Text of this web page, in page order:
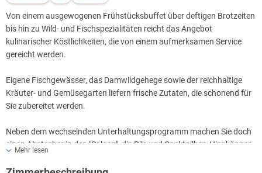
Von einem ausgewogenen Frühstücksbuffet über deftigen Brotzeiten
bis hin zu Wild- und Fischspezialitäten reicht das Angebot
kulinarischer Köstlichkeiten, die von einem aufmerksamen Service
gereicht werden.
Eigene Fischgewässer, das Damwildgehege sowie der reichhaltige
Kräuter- und Gemüsegarten liefern frische Zutaten, die schonend für
Sie zubereitet werden.
Neben dem wechselnden Unterhaltungsprogramm machen Sie doch
einen Abstecher in den "Saloon", die Pils und Cocktailbar. Hier können
Mehr lesen